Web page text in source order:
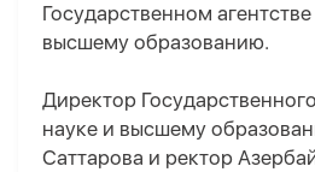
Государственном
высшему образованию.
Директор
науке и высшему
Саттарова и ректор